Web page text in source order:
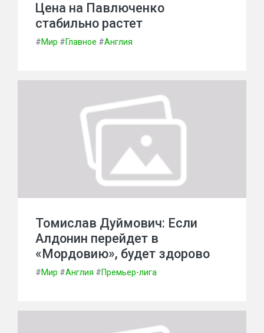
Цена на Павлюченко
стабильно растет
#Мир #Главное #Англия
Томислав Дуймович: Если
Алдонин перейдет в
«Мордовию», будет здорово
#Мир #Англия #Премьер-лига